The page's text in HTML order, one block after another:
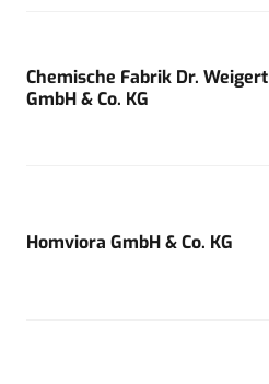
Chemische Fabrik Dr. Weigert
GmbH & Co. KG
Homviora GmbH & Co. KG